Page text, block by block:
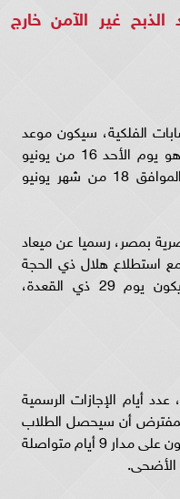
غير الآمن خارج
الفلكية، سيكون موعد
أول أيام عيد الأضحى لعام 2024، هو يوم الأحد 16 من يونيو
2024، وسيستمر إلى يوم الأربعاء الموافق 18 من شهر يونيو
بمصر، رسميا عن ميعاد
مع استطلاع هلال ذي الحجة
بعام 1445 هجريا، والذي سوف يكون يوم 29 ذي القعدة،
أيام الإجازات الرسمية
2024، ومن المفترض أن سيحصل الطلاب
والموظفين بالقطاع العام والخاص تكون على مدار 9 أيام متواصلة
الأضحى.